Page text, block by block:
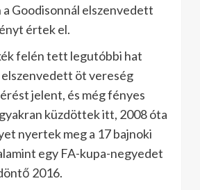
Goodisonnál elszenvedett
értek el.
felén tett legutóbbi hat
elszenvedett öt vereség
jelent, és még fényes
küzdöttek itt, 2008 óta
nyertek meg a 17 bajnoki
egy FA-kupa-negyedet
2016.